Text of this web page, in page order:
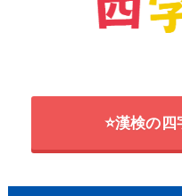
⭐漢検の